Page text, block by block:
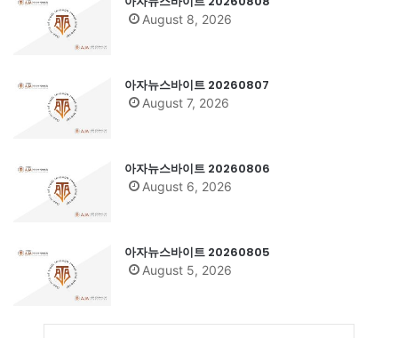
August 8, 2026
아자뉴스바이트 20260807
August 7, 2026
아자뉴스바이트 20260806
August 6, 2026
아자뉴스바이트 20260805
August 5, 2026